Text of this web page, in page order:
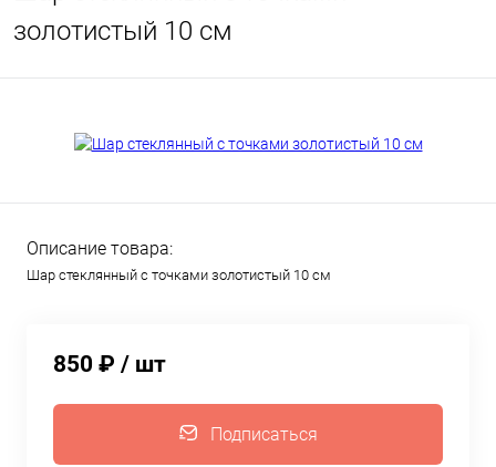
золотистый 10 см
Описание товара:
Шар стеклянный с точками золотистый 10 см
850 ₽ / шт
Подписаться